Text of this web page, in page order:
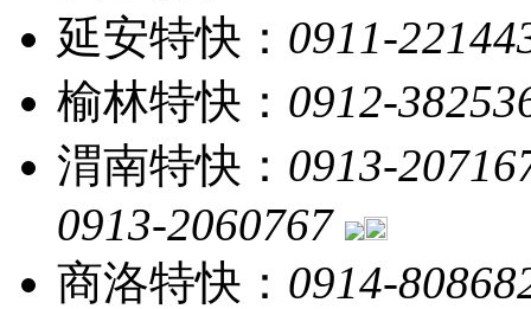
延安特快： 0911-
榆林特快： 0912-
渭南特快： 0913-
0913-2060767
商洛特快： 0914-